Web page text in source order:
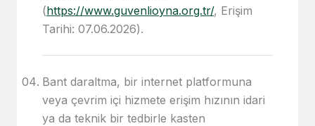
(https://www.guvenlioyna.org.tr/, Erişim
Tarihi: 07.06.2026).
Bant daraltma, bir internet platformuna
veya çevrim içi hizmete erişim hızının idari
ya da teknik bir tedbirle kasten